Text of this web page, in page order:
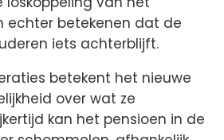
echter betekenen dat de
iets achterblijft.
betekent het nieuwe
over wat ze
kan het pensioen in de